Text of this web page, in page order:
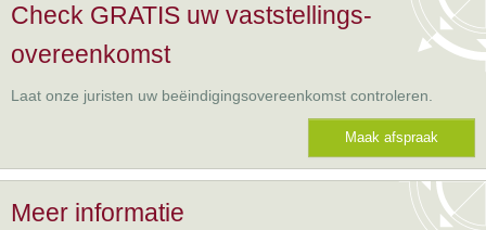
Check GRATIS uw vaststellings-
overeenkomst
Laat onze juristen uw beëindigingsovereenkomst controleren.
Maak afspraak
Meer informatie